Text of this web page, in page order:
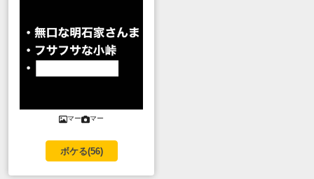
マー マー
ボケる(56)